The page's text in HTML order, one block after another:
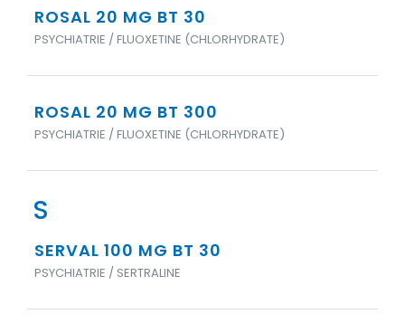
ROSAL 20 MG BT 30
PSYCHIATRIE / FLUOXETINE (CHLORHYDRATE)
ROSAL 20 MG BT 300
PSYCHIATRIE / FLUOXETINE (CHLORHYDRATE)
S
SERVAL 100 MG BT 30
PSYCHIATRIE / SERTRALINE